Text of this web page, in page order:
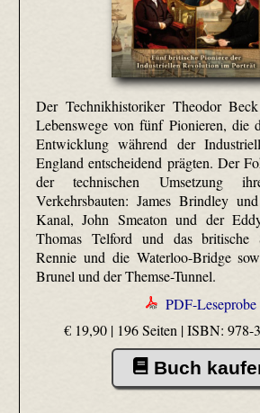
Der Technikhistoriker Theodor
Lebenswege von fünf Pionieren, die
Entwicklung während der
England entscheidend prägten. Der
der technischen Umsetzung
Verkehrsbauten: James Brindley
Kanal, John Smeaton und der
Thomas Telford und das britische
Rennie und die Waterloo-Bridge
Brunel und der Themse-Tunnel.
PDF-Leseprobe
€ 19,90 | 196 Seiten |ISBN: 978-
Buch